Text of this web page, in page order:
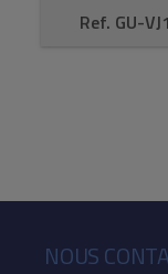
Ref. GU-
NOUS